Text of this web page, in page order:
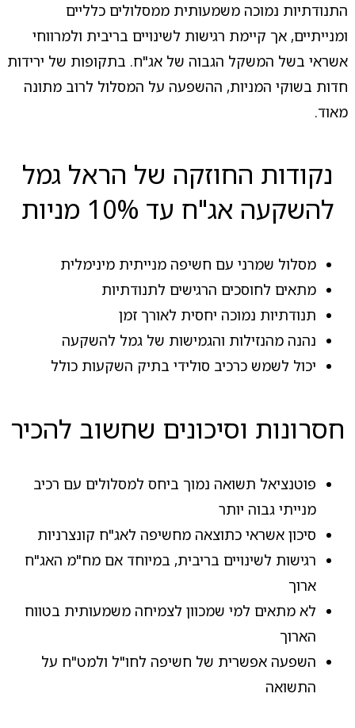
התנודתיות נמוכה משמעותית ממסלולים כלליים
ומנייתיים, אך קיימת רגישות לשינויים בריבית ולמרווחי
אשראי בשל המשקל הגבוה של אג"ח. בתקופות של ירידות
חדות בשוקי המניות, ההשפעה על המסלול לרוב מתונה
מאוד.
נקודות החוזקה של הראל גמל
להשקעה אג"ח עד 10% מניות
מסלול שמרני עם חשיפה מנייתית מינימלית
מתאים לחוסכים הרגישים לתנודתיות
תנודתיות נמוכה יחסית לאורך זמן
נהנה מהנזילות והגמישות של גמל להשקעה
יכול לשמש כרכיב סולידי בתיק השקעות כולל
חסרונות וסיכונים שחשוב להכיר
פוטנציאל תשואה נמוך ביחס למסלולים עם רכיב
מנייתי גבוה יותר
סיכון אשראי כתוצאה מחשיפה לאג"ח קונצרניות
רגישות לשינויים בריבית, במיוחד אם מח"מ האג"ח
ארוך
לא מתאים למי שמכוון לצמיחה משמעותית בטווח
הארוך
השפעה אפשרית של חשיפה לחו"ל ולמט"ח על
התשואה